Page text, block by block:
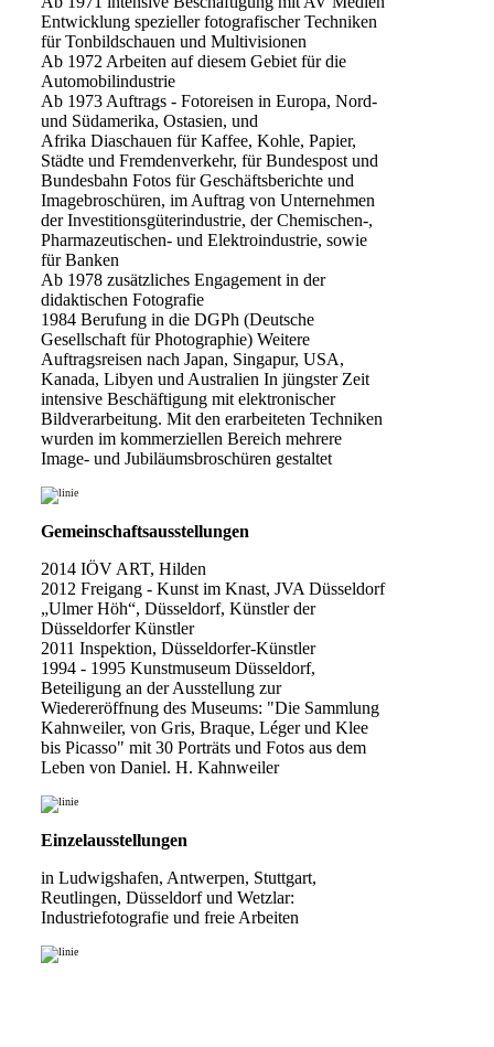
Entwicklung spezieller fotografischer Techniken
für Tonbildschauen und Multivisionen
Ab 1972 Arbeiten auf diesem Gebiet für die
Automobilindustrie
Ab 1973 Auftrags - Fotoreisen in Europa, Nord-
und Südamerika, Ostasien, und
Afrika Diaschauen für Kaffee, Kohle, Papier,
Städte und Fremdenverkehr, für Bundespost und
Bundesbahn Fotos für Geschäftsberichte und
Imagebroschüren, im Auftrag von Unternehmen
der Investitionsgüterindustrie, der Chemischen-,
Pharmazeutischen- und Elektroindustrie, sowie
für Banken
Ab 1978 zusätzliches Engagement in der
didaktischen Fotografie
1984 Berufung in die DGPh (Deutsche
Gesellschaft für Photographie) Weitere
Auftragsreisen nach Japan, Singapur, USA,
Kanada, Libyen und Australien In jüngster Zeit
intensive Beschäftigung mit elektronischer
Bildverarbeitung. Mit den erarbeiteten Techniken
wurden im kommerziellen Bereich mehrere
Image- und Jubiläumsbroschüren gestaltet
Gemeinschaftsausstellungen
2014 IÖV ART, Hilden
2012 Freigang - Kunst im Knast, JVA Düsseldorf
„Ulmer Höh“, Düsseldorf, Künstler der
Düsseldorfer Künstler
2011 Inspektion, Düsseldorfer-Künstler
1994 - 1995 Kunstmuseum Düsseldorf,
Beteiligung an der Ausstellung zur
Wiedereröffnung des Museums: "Die Sammlung
Kahnweiler, von Gris, Braque, Léger und Klee
bis Picasso" mit 30 Porträts und Fotos aus dem
Leben von Daniel. H. Kahnweiler
Einzelausstellungen
in Ludwigshafen, Antwerpen, Stuttgart,
Reutlingen, Düsseldorf und Wetzlar:
Industriefotografie und freie Arbeiten